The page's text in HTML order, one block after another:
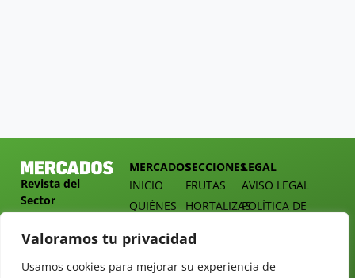
Valoramos tu privacidad
Usamos cookies para mejorar su experiencia de
Revista del
Sector
Hortofrutícola
Presidente
MERCADOS
INICIO
QUIÉNES
DOSSIER
TARIFAS
SECCIONES
FRUTAS
HORTALIZAS
MERCADOS
ALIMENTACIÓN
LEGAL
AVISO LEGAL
POLÍTICA DE